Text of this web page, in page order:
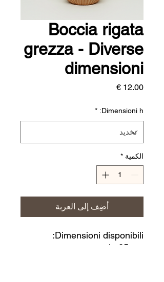
Boccia rigata
grezza - Diverse
dimensioni
السعر
Dimensioni h:
*
الكمية *
أضِف إلى العربة
Dimensioni disponibili:
h. 25 cm